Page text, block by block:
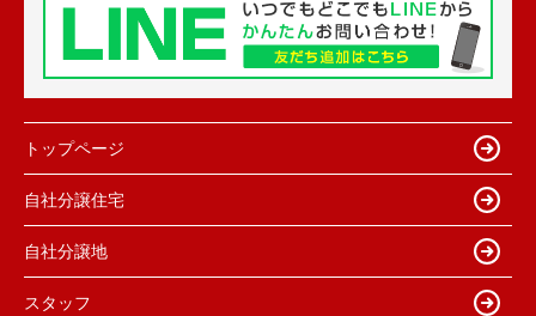
トップページ
自社分譲住宅
自社分譲地
スタッフ